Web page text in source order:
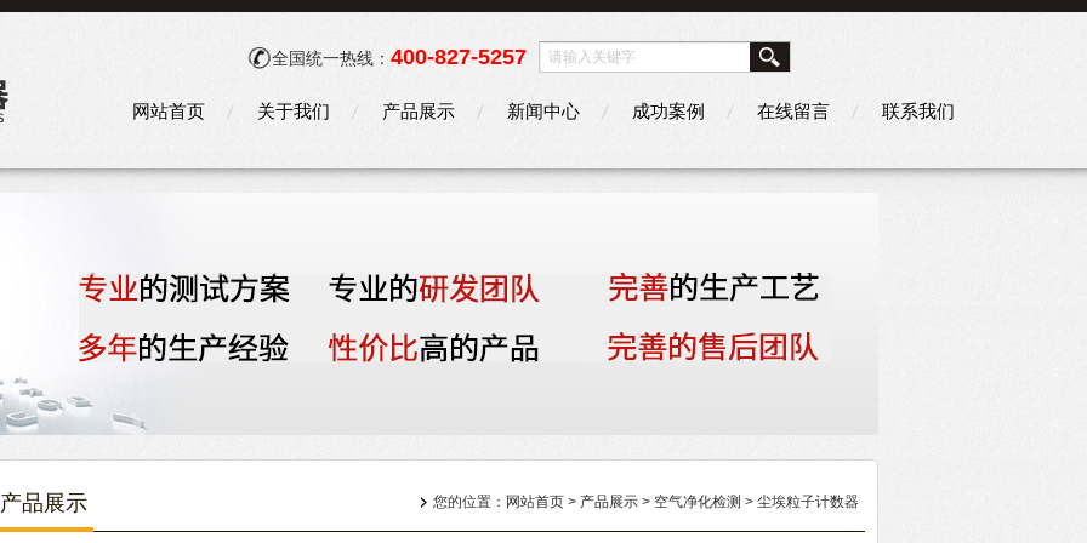
全国统一热线： 400-827-5257
网站首页 关于我们 产品展示 新闻中心 成功案例 在线留言 联系我们
产品展示 您的位置： 网站首页 > 产品展示 > 空气净化检测 > 尘埃粒子计数器